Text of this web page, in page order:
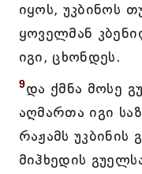
იყოს, უკბინოს
ყოველმან
იგი, ცხონდეს.
9და ქმნა მოსე
აღმართა იგი
რაჟამს უკბინის
მიჰხედის